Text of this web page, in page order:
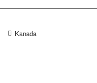
Kanada